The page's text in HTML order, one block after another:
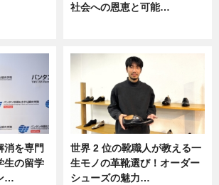
社会への恩恵と可能…
消を専門
生の留学
…
世界 2 位の靴職人が教える一
生モノの革靴選び！オーダー
シューズの魅力…